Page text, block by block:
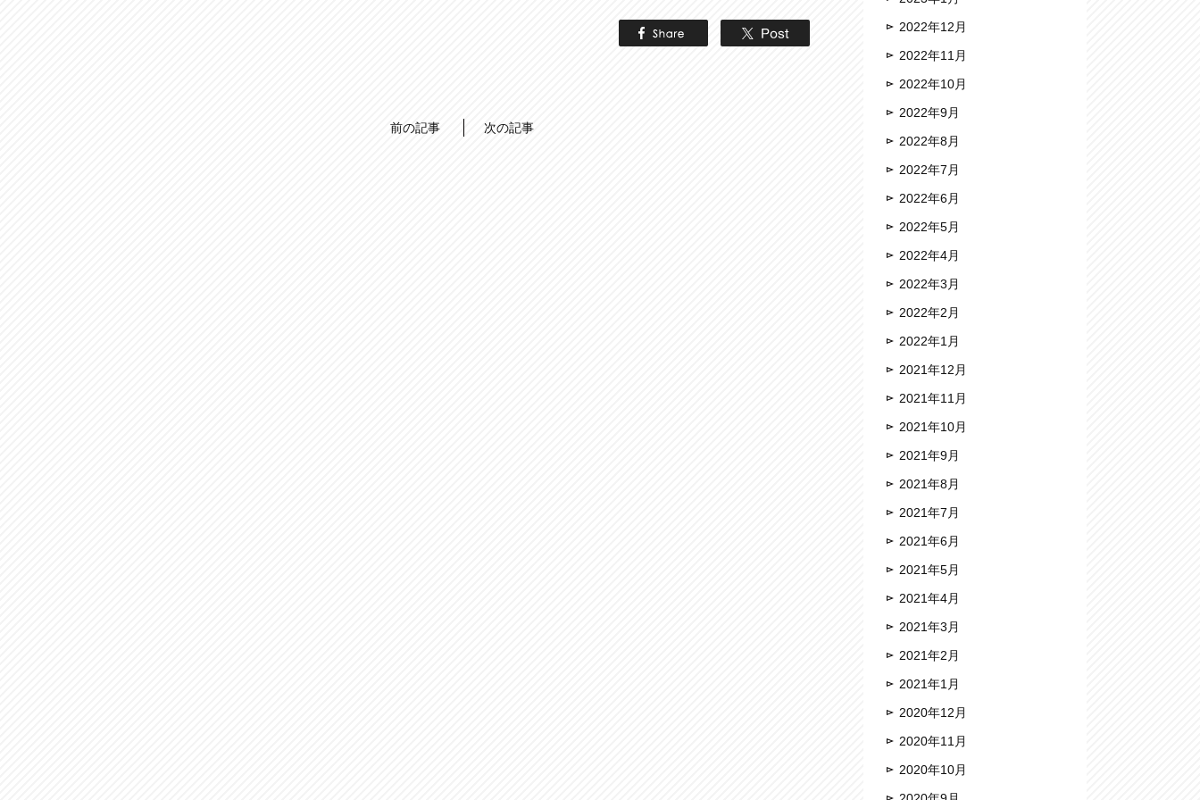
前の記事 次の記事
2022年12月
2022年11月
2022年10月
2022年9月
2022年8月
2022年7月
2022年6月
2022年5月
2022年4月
2022年3月
2022年2月
2022年1月
2021年12月
2021年11月
2021年10月
2021年9月
2021年8月
2021年7月
2021年6月
2021年5月
2021年4月
2021年3月
2021年2月
2021年1月
2020年12月
2020年11月
2020年10月